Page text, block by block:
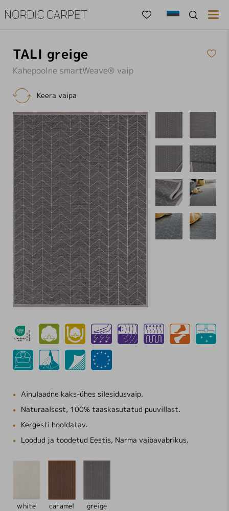

TALI greige
Kahepoolne smartWeave® vaip
Keera vaipa

Ainulaadne kaks-ühes silesidusvaip.
Naturaalsest, 100% taaskasutatud puuvillast.
Kergesti hooldatav.
Loodud ja toodetud Eestis, Narma vaibavabrikus.
white caramel greige